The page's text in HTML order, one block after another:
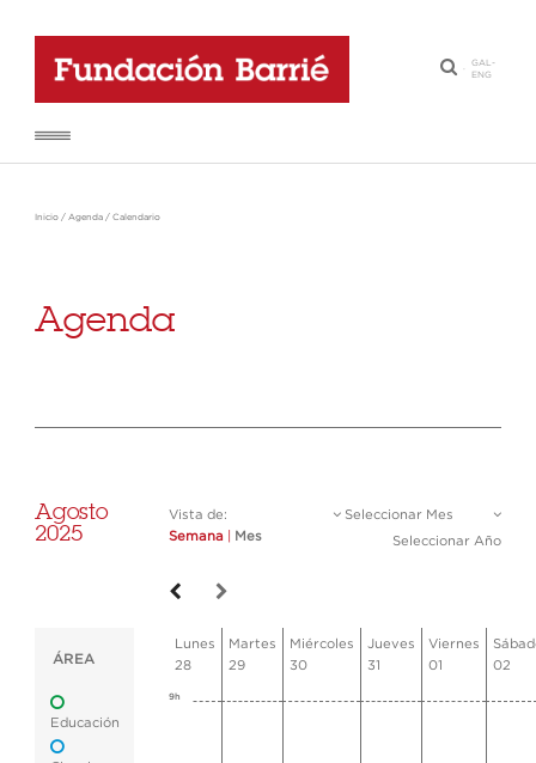
·
GAL-
ENG
Inicio / Agenda / Calendario
Agenda
Agosto
2025
Vista de:
Semana
Mes
Seleccionar Mes
Seleccionar Año
ÁREA
Educación
Lunes
28
Martes
29
Miércoles
30
Jueves
31
Viernes
01
02
9h